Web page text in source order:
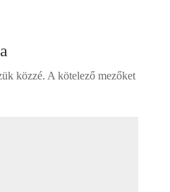
közzé. A kötelező mezőket